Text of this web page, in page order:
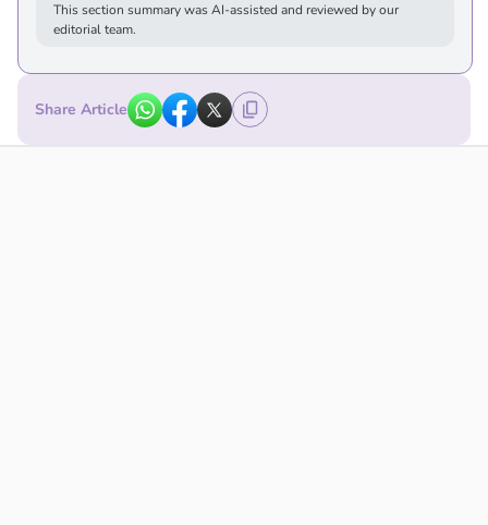
This section summary was AI-assisted and reviewed by our
editorial team.
Share Article